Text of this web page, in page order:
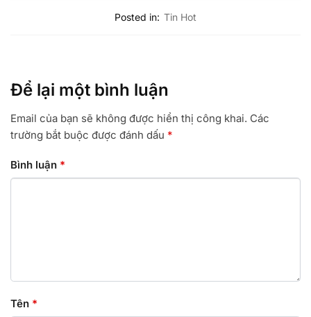
Posted in: Tin Hot
Để lại một bình luận
Email của bạn sẽ không được hiển thị công khai. Các
trường bắt buộc được đánh dấu *
Bình luận *
Tên *